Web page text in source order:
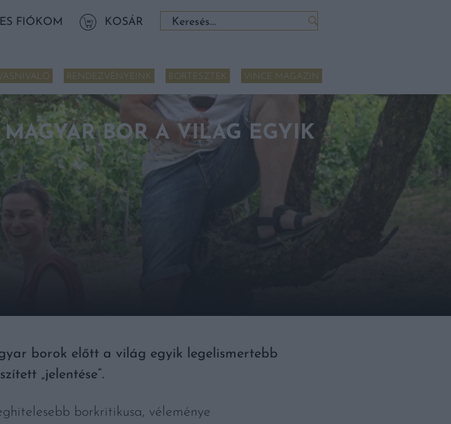
FIÓKOM KOSÁR Keresés:
RENDEZVÉNYEINK BORTESZTEK VINCE MAGAZIN
BOR A VILÁG EGYIK
borok előtt a világ egyik legelismertebb
„jelentése”.
borkritikusa, véleménye